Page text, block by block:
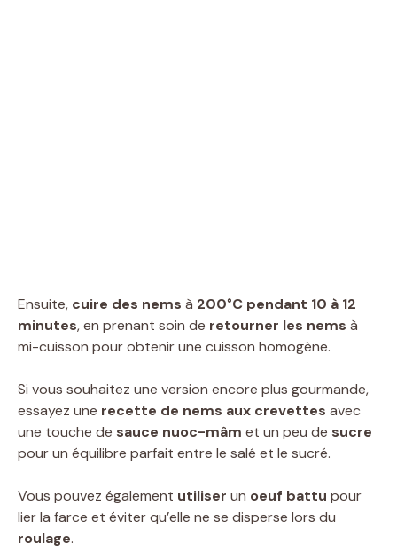
Ensuite, cuire des nems à 200°C pendant 10 à 12
minutes, en prenant soin de retourner les nems à
mi-cuisson pour obtenir une cuisson homogène.
Si vous souhaitez une version encore plus gourmande,
essayez une recette de nems aux crevettes avec
une touche de sauce nuoc-mâm et un peu de sucre
pour un équilibre parfait entre le salé et le sucré.
Vous pouvez également utiliser un oeuf battu pour
lier la farce et éviter qu’elle ne se disperse lors du
roulage.